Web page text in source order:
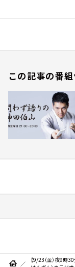
この記事の番
【9/23（金）夜9時